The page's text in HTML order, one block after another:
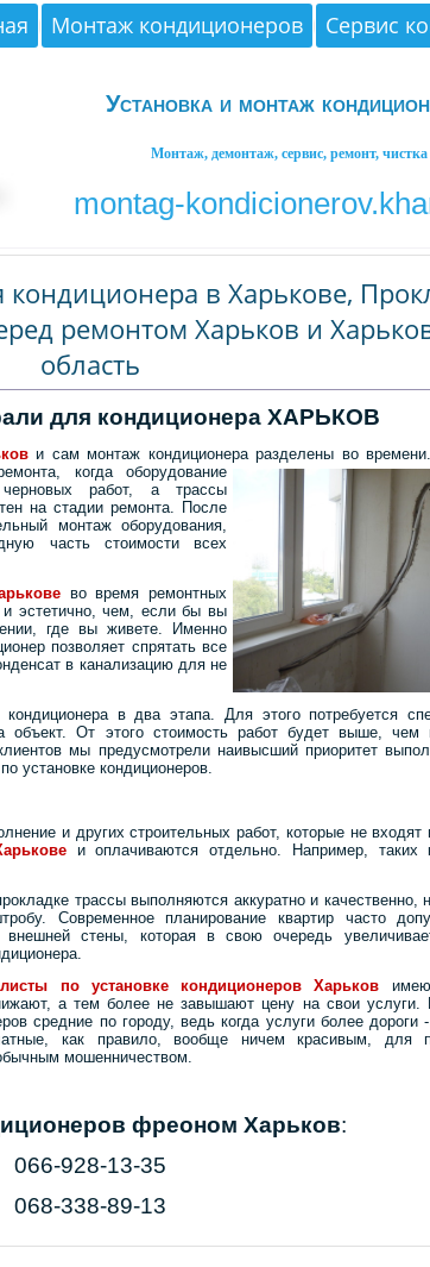
Монтаж кондиционеров Сервис
montag-
Установка и монтаж
Монтаж, демонтаж, сервис, ремонт,
кондиционера в Харькове,
ремонтом Харьков и
область
для кондиционера ХАРЬКОВ
и сам монтаж кондиционера разделены во
когда оборудование
работ, а трассы
на стадии ремонта. После
монтаж оборудования,
часть стоимости всех
во время ремонтных
эстетично, чем, если бы вы
где вы живете. Именно
позволяет спрятать все
в канализацию для не
в два этапа. Для этого потребуется
объект. От этого стоимость работ будет выше, чем
мы предусмотрели наивысший приоритет
установке кондиционеров.
и других строительных работ, которые не входят
и оплачиваются отдельно. Например, таких
трассы выполняются аккуратно и качественно,
Современное планирование квартир часто
внешней стены, которая в свою очередь
по установке кондиционеров Харьков
а тем более не завышают цену на свои услуги.
средние по городу, ведь когда услуги более дороги
как правило, вообще ничем красивым, для
мошенничеством.
фреоном Харьков:
066-928-13-35
068-338-89-13